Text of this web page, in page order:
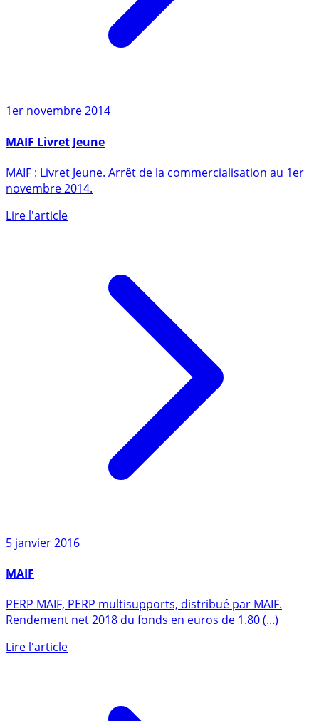
1er novembre 2014
MAIF Livret Jeune
MAIF : Livret Jeune. Arrêt de la commercialisation au 1er
novembre 2014.
Lire l'article
5 janvier 2016
MAIF
PERP MAIF, PERP multisupports, distribué par MAIF.
Rendement net 2018 du fonds en euros de 1.80 (...)
Lire l'article